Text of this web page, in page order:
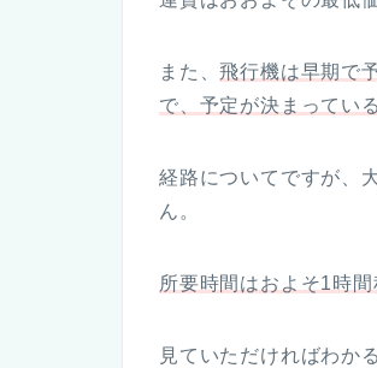
また、飛行機は早期で
で、予定が決まってい
経路についてですが、
ん。
所要時間はおよそ1時間
見ていただければわか